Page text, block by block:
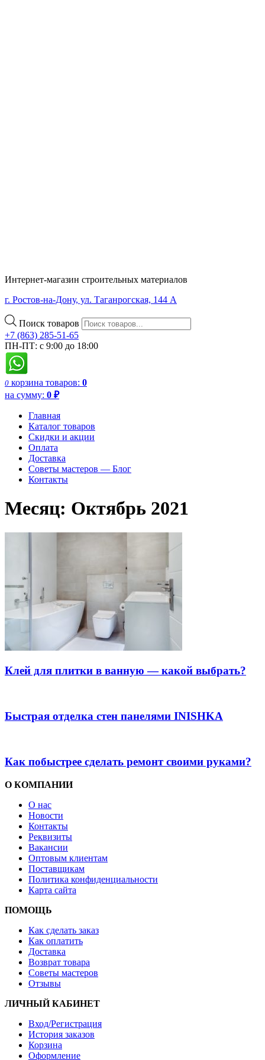
Интернет-магазин строительных материалов
г. Ростов-на-Дону, ул. Таганрогская, 144 А
Поиск товаров
+7 (863) 285-51-65
ПН-ПТ: с 9:00 до 18:00
0 корзина товаров: 0
на сумму: 0 ₽
Главная
Каталог товаров
Скидки и акции
Оплата
Доставка
Советы мастеров — Блог
Контакты
Месяц: Октябрь 2021
Клей для плитки в ванную — какой выбрать?
Быстрая отделка стен панелями INISHKA
Как побыстрее сделать ремонт своими руками?
О КОМПАНИИ
О нас
Новости
Контакты
Реквизиты
Вакансии
Оптовым клиентам
Поставщикам
Политика конфиденциальности
Карта сайта
ПОМОЩЬ
Как сделать заказ
Как оплатить
Доставка
Возврат товара
Советы мастеров
Отзывы
ЛИЧНЫЙ КАБИНЕТ
Вход/Регистрация
История заказов
Корзина
Оформление